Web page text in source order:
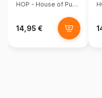
HOP - House of Puzzles
14,95 €